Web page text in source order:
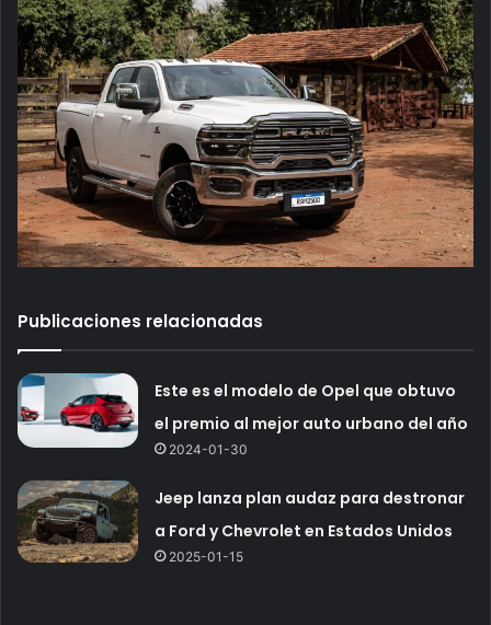
Publicaciones relacionadas
Este es el modelo de Opel que obtuvo
el premio al mejor auto urbano del año
2024-01-30
Jeep lanza plan audaz para destronar
a Ford y Chevrolet en Estados Unidos
2025-01-15